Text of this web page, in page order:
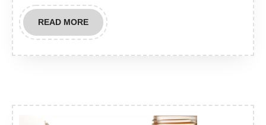
READ MOREREAD
MORE